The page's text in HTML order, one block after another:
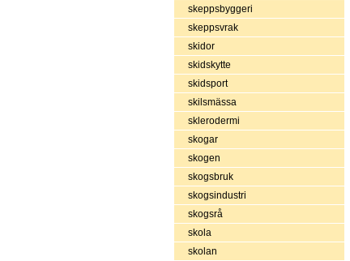
skeppsbyggeri
skeppsvrak
skidor
skidskytte
skidsport
skilsmässa
sklerodermi
skogar
skogen
skogsbruk
skogsindustri
skogsrå
skola
skolan